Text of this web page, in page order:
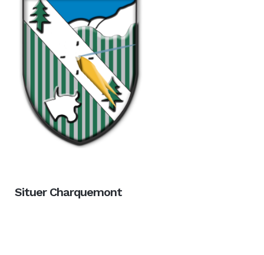
Situer Charquemont